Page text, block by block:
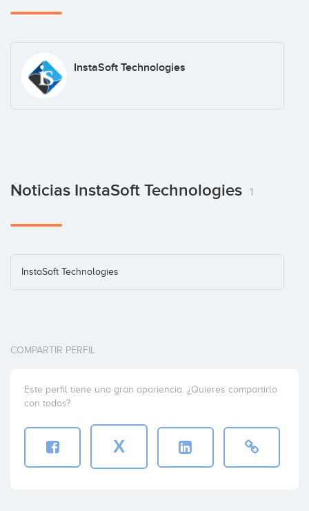
InstaSoft Technologies
Noticias InstaSoft Technologies 1
InstaSoft Technologies
COMPARTIR PERFIL
Este perfil tiene una gran apariencia. ¿Quieres compartirlo
con todos?
X